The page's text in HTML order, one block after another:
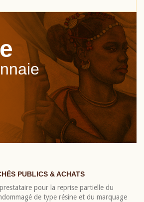
PUBLICS & ACHATS
pour la reprise partielle du
de type résine et du marquage